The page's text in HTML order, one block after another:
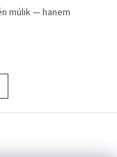
múlik — hanem